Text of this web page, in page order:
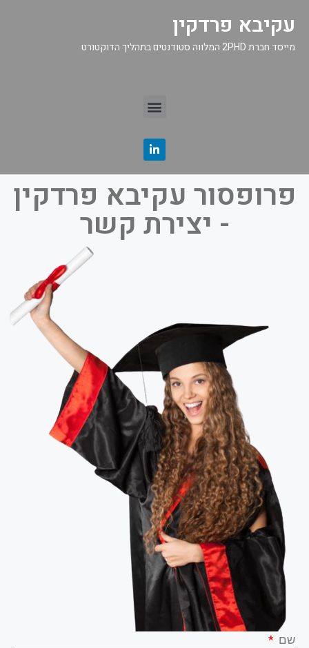
עקיבא פרדקין
מייסד חברת 2PHD המלווה סטודנטים בתהליך הדוקטורט
פרופסור עקיבא פרדקין
- יצירת קשר
שם